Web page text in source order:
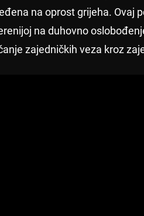
na oprost grijeha. Ovaj
na duhovno
zajedničkih veza kroz